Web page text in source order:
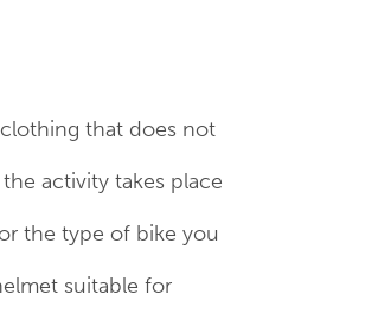
that does not
activity takes place
the type of bike you
suitable for